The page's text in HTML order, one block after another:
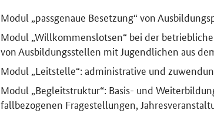
Modul „passgenaue Besetzung“ von
Modul „Willkommenslotsen“ bei der
von Ausbildungsstellen mit Jugendlichen aus
Modul „Leitstelle“: administrative und
Modul „Begleitstruktur“: Basis- und
fallbezogenen Fragestellungen,